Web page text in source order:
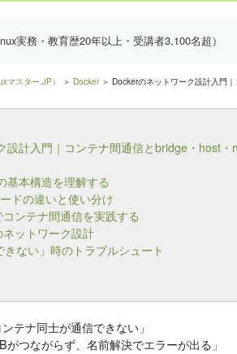
実務・教育歴20年以上・受講者3,100名超）
マスター.JP） ＞ Docker＞ Dockerのネットワーク設計入門｜
設計入門｜コンテナ間通信とbridge・host・
基本構造を理解する
ドの違いと使い分け
ンテナ間通信を実践する
ットワーク設計
きない」時のトラブルシュート
テナ同士が通信できない」
つながらず、名前解決でエラーが出る」